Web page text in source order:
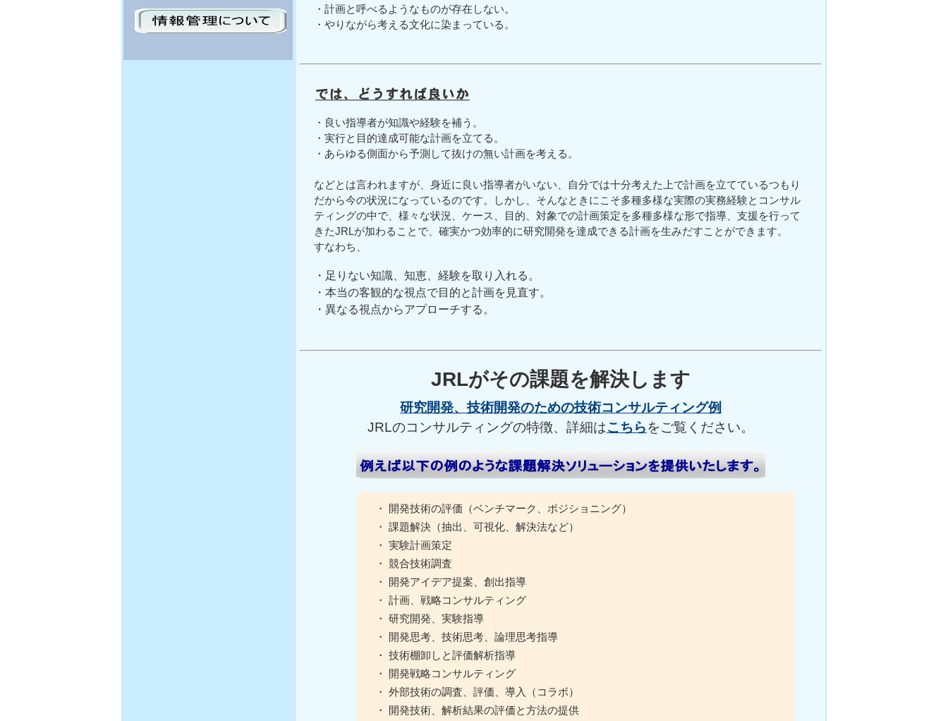
・計画と呼べるようなものが存在しない。
・やりながら考える文化に染まっている。
・良い指導者が知識や経験を補う。
・実行と目的達成可能な計画を立てる。
・あらゆる側面から予測して抜けの無い計画を考える。
などとは言われますが、身近に良い指導者がいない、自分では十分考えた上で計画を立てているつもり
だから今の状況になっているのです。しかし、そんなときにこそ多種多様な実際の実務経験とコンサル
ティングの中で、様々な状況、ケース、目的、対象での計画策定を多種多様な形で指導、支援を行って
きたJRLが加わることで、確実かつ効率的に研究開発を達成できる計画を生みだすことができます。
すなわち、
・足りない知識、知恵、経験を取り入れる。
・本当の客観的な視点で目的と計画を見直す。
・異なる視点からアプローチする。
JRLがその課題を解決します
研究開発、技術開発のための技術コンサルティング例
JRLのコンサルティングの特徴、詳細はこちらをご覧ください。
・ 開発技術の評価（ベンチマーク、ポジショニング）
・ 課題解決（抽出、可視化、解決法など）
・ 実験計画策定
・ 競合技術調査
・ 開発アイデア提案、創出指導
・ 計画、戦略コンサルティング
・ 研究開発、実験指導
・ 開発思考、技術思考、論理思考指導
・ 技術棚卸しと評価解析指導
・ 開発戦略コンサルティング
・ 外部技術の調査、評価、導入（コラボ）
・ 開発技術、解析結果の評価と方法の提供